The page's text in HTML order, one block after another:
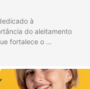
à
do aleitamento
fortalece o …